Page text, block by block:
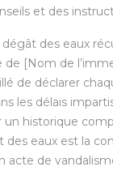
et des
dégât des eaux
[Nom de
de déclarer
les délais
un historique
des eaux est la
acte de